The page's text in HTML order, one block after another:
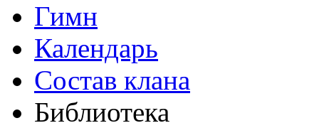
Гимн
Календарь
Состав клана
Библиотека